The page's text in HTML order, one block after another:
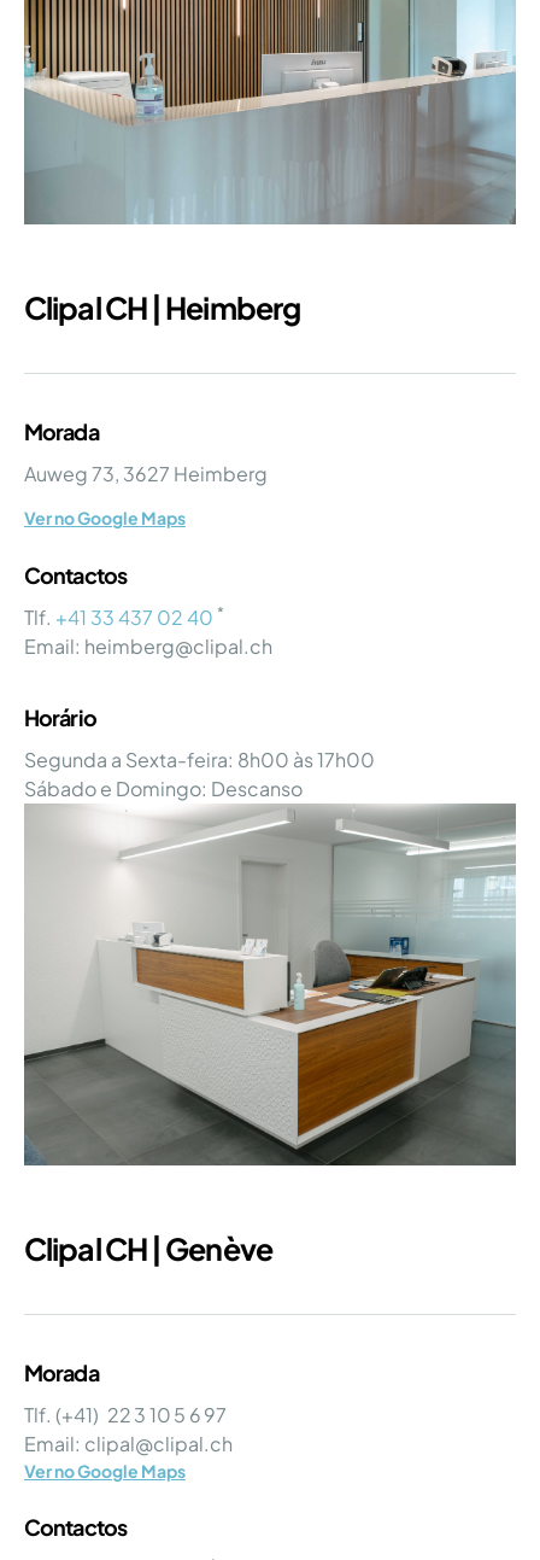
Clipal CH | Heimberg
Morada
Auweg 73, 3627 Heimberg
Ver no Google Maps
Contactos
Tlf. +41 33 437 02 40 *
Email: heimberg@clipal.ch
Horário
Segunda a Sexta-feira: 8h00 às 17h00
Sábado e Domingo: Descanso
Clipal CH | Genève
Morada
Tlf. (+41) 22 3 10 5 6 97
Email: clipal@clipal.ch
Ver no Google Maps
Contactos